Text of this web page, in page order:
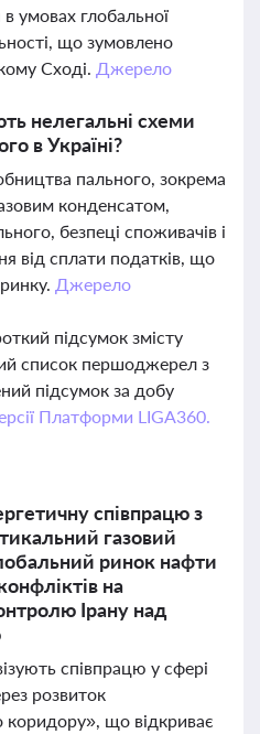
умовах глобальної
що зумовлено
Сході. Джерело
нелегальні схеми
в Україні?
пального, зокрема
конденсатом,
безпеці споживачів і
від сплати податків, що
Джерело
підсумок змісту
список першоджерел з
підсумок за добу
Платформи LIGA360.
співпрацю з
газовий
ринок нафти
на
Ірану над
співпрацю у сфері
розвиток
коридору», що відкриває